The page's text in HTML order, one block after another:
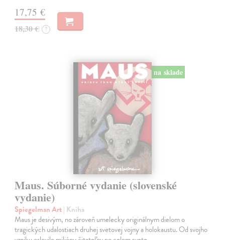
17,75 €
18,30 € ?
na sklade
Maus. Súborné vydanie (slovenské
vydanie)
Spiegelman Art| Kniha
Maus je desivým, no zároveň umelecky originálnym dielom o
tragických udalostiach druhej svetovej vojny a holokaustu. Od svojho